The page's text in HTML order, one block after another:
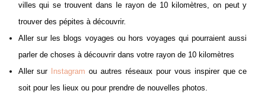
villes qui se trouvent dans le rayon de 10 kilomètres, on peut y
trouver des pépites à découvrir.
Aller sur les blogs voyages ou hors voyages qui pourraient aussi
parler de choses à découvrir dans votre rayon de 10 kilomètres
Aller sur
Instagram ou autres réseaux pour vous inspirer que ce
soit pour les lieux ou pour prendre de nouvelles photos.